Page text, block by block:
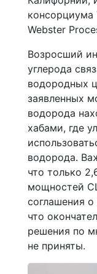
консорциума
Webster
Возросший
углерода
водородных
заявленных
водорода
хабами, где
водорода.
что только
мощностей
соглашения о
что
решения по
не приняты.